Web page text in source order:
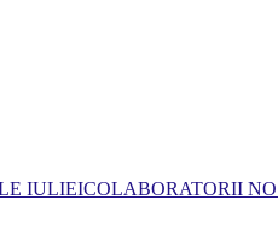
IULIEICOLABORATORII